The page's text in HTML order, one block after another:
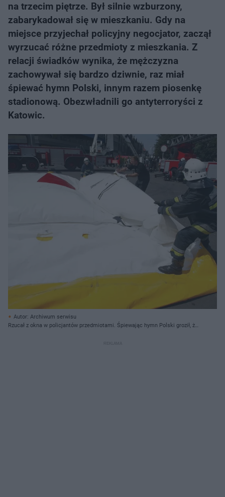
na trzecim piętrze. Był silnie wzburzony,
zabarykadował się w mieszkaniu. Gdy na
miejsce przyjechał policyjny negocjator, zaczął
wyrzucać różne przedmioty z mieszkania. Z
relacji świadków wynika, że mężczyzna
zachowywał się bardzo dziwnie, raz miał
śpiewać hymn Polski, innym razem piosenkę
stadionową. Obezwładnili go antyterroryści z
Katowic.
Autor: Archiwum serwisu
Rzucał z okna w policjantów przedmiotami. Śpiewając hymn Polski groził, że